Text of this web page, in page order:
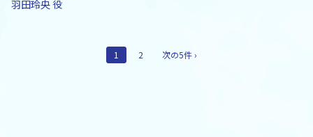
羽田玲央 役
1 2 次の5件 ›